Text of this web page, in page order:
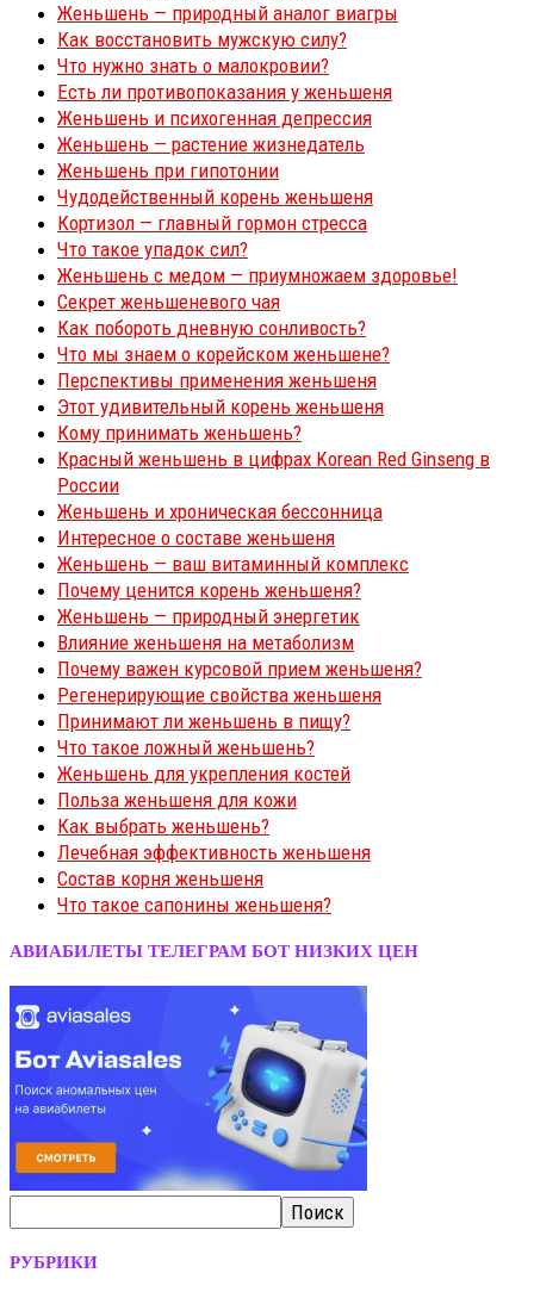
Женьшень — природный аналог виагры
Как восстановить мужскую силу?
Что нужно знать о малокровии?
Есть ли противопоказания у женьшеня
Женьшень и психогенная депрессия
Женьшень — растение жизнедатель
Женьшень при гипотонии
Чудодейственный корень женьшеня
Кортизол — главный гормон стресса
Что такое упадок сил?
Женьшень с медом — приумножаем здоровье!
Секрет женьшеневого чая
Как побороть дневную сонливость?
Что мы знаем о корейском женьшене?
Перспективы применения женьшеня
Этот удивительный корень женьшеня
Кому принимать женьшень?
Красный женьшень в цифрах Korean Red Ginseng в
России
Женьшень и хроническая бессонница
Интересное о составе женьшеня
Женьшень — ваш витаминный комплекс
Почему ценится корень женьшеня?
Женьшень — природный энергетик
Влияние женьшеня на метаболизм
Почему важен курсовой прием женьшеня?
Регенерирующие свойства женьшеня
Принимают ли женьшень в пищу?
Что такое ложный женьшень?
Женьшень для укрепления костей
Польза женьшеня для кожи
Как выбрать женьшень?
Лечебная эффективность женьшеня
Состав корня женьшеня
Что такое сапонины женьшеня?
АВИАБИЛЕТЫ ТЕЛЕГРАМ БОТ НИЗКИХ ЦЕН
РУБРИКИ